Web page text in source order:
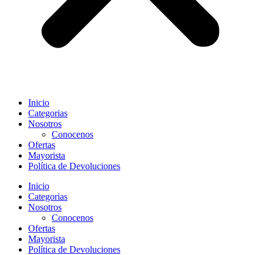
Inicio
Categorias
Nosotros
Conocenos
Ofertas
Mayorista
Política de Devoluciones
Inicio
Categorias
Nosotros
Conocenos
Ofertas
Mayorista
Política de Devoluciones